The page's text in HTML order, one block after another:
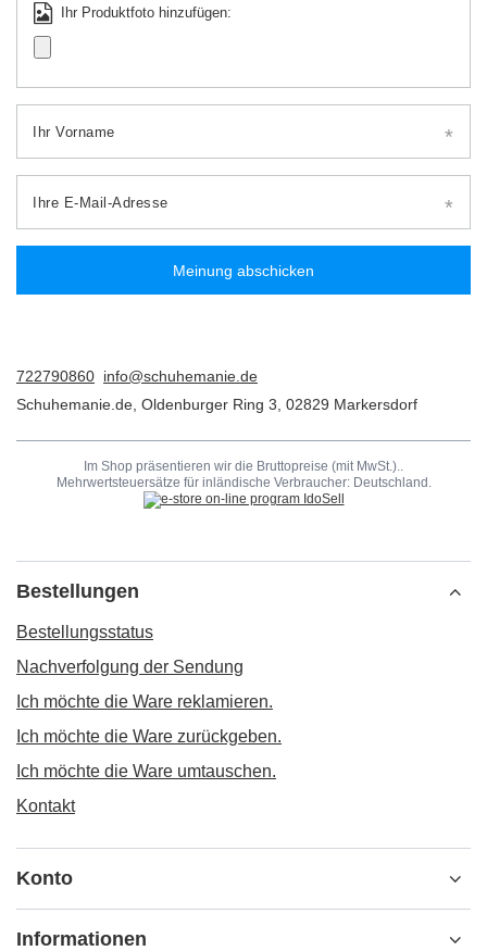
Ihr Produktfoto hinzufügen:
Ihr Vorname
Ihre E-Mail-Adresse
Meinung abschicken
722790860 info@schuhemanie.de
Schuhemanie.de Oldenburger Ring 3 02829 Markersdorf
Im Shop präsentieren wir die Bruttopreise (mit MwSt.)..
Mehrwertsteuersätze für inländische Verbraucher: Deutschland .
Bestellungen
Bestellungsstatus
Nachverfolgung der Sendung
Ich möchte die Ware reklamieren.
Ich möchte die Ware zurückgeben.
Ich möchte die Ware umtauschen.
Kontakt
Konto
Informationen